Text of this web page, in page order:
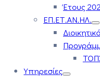
Έτους
ΕΠ.ΕΤ.ΑΝ.ΗΛ.
Υπηρεσίες